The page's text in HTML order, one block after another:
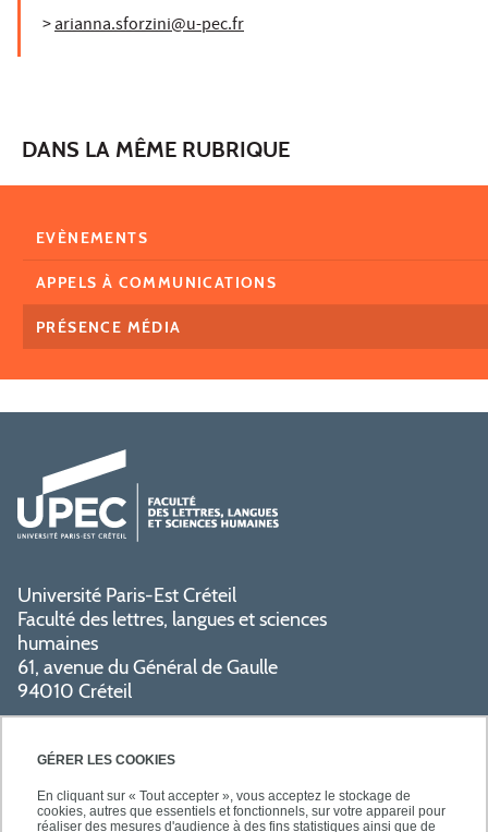
GÉRER LES COOKIES
En cliquant sur « Tout accepter », vous acceptez le stockage de
cookies, autres que essentiels et fonctionnels, sur votre appareil pour
réaliser des mesures d'audience à des fins statistiques ainsi que de
>arianna.sforzini@u-pec.fr
DANS LA MÊME RUBRIQUE
EVÈNEMENTS
APPELS À COMMUNICATIONS
PRÉSENCE MÉDIA
Université Paris-Est Créteil
Faculté des lettres, langues et sciences
humaines
61, avenue du Général de Gaulle
94010 Créteil
PRATIQUE